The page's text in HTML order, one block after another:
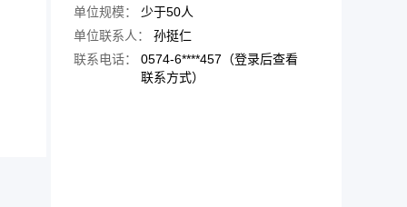
单位规模：
少于50人
单位联系人：
孙挺仁
联系电话：
0574-6****457（登录后查看
联系方式）